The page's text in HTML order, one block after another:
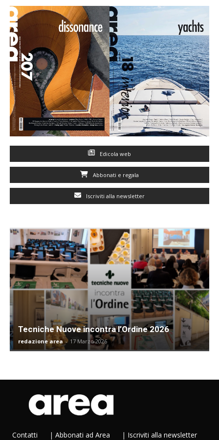
Edicola web
Abbonati e regala
Iscriviti alla newsletter
Tecniche Nuove incontra l’Ordine 2026
redazione area - 17 Marzo 2026
Contatti | Abbonati ad Area | Iscriviti alla newsletter